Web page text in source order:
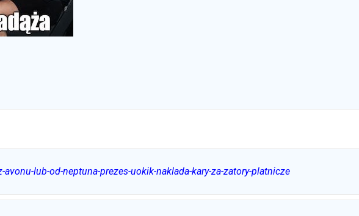
lub-od-neptuna-prezes-uokik-naklada-kary-za-zatory-platnicze